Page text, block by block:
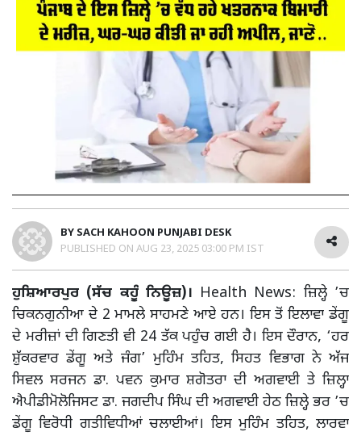
BY SACH KAHOON PUNJABI DESK
PUBLISHED ON AUG 23, 2025 03:00 PM IST
ਹੁਸ਼ਿਆਰਪੁਰ (ਸੱਚ ਕਹੂੰ ਨਿਊਜ਼)। Health News: ਜ਼ਿਲ੍ਹੇ ’ਚ
ਚਿਕਨਗੁਨੀਆ ਦੇ 2 ਮਾਮਲੇ ਸਾਹਮਣੇ ਆਏ ਹਨ। ਇਸ ਤੋਂ ਇਲਾਵਾ ਡੇਂਗੂ
ਦੇ ਮਰੀਜ਼ਾਂ ਦੀ ਗਿਣਤੀ ਵੀ 24 ਤੱਕ ਪਹੁੰਚ ਗਈ ਹੈ। ਇਸ ਦੌਰਾਨ, ‘ਹਰ
ਸ਼ੁੱਕਰਵਾਰ ਡੇਂਗੂ ਅਤੇ ਜੰਗ’ ਮੁਹਿੰਮ ਤਹਿਤ, ਸਿਹਤ ਵਿਭਾਗ ਨੇ ਅੱਜ
ਸਿਵਲ ਸਰਜਨ ਡਾ. ਪਵਨ ਕੁਮਾਰ ਸ਼ਗੋਤਰਾ ਦੀ ਅਗਵਾਈ ਤੇ ਜ਼ਿਲ੍ਹਾ
ਐਪੀਡੀਮੋਲੋਜਿਸਟ ਡਾ. ਜਗਦੀਪ ਸਿੰਘ ਦੀ ਅਗਵਾਈ ਹੇਠ ਜ਼ਿਲ੍ਹੇ ਭਰ ’ਚ
ਡੇਂਗੂ ਵਿਰੋਧੀ ਗਤੀਵਿਧੀਆਂ ਚਲਾਈਆਂ। ਇਸ ਮੁਹਿੰਮ ਤਹਿਤ, ਲਾਰਵਾ